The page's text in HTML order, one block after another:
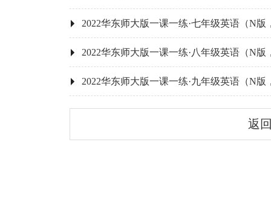
2022华东师大版一课一练·七年级英语（N版
2022华东师大版一课一练·八年级英语（N版
2022华东师大版一课一练·九年级英语（N版
返